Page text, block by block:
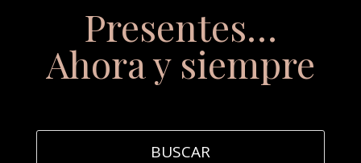
Presentes…
Ahora y siempre